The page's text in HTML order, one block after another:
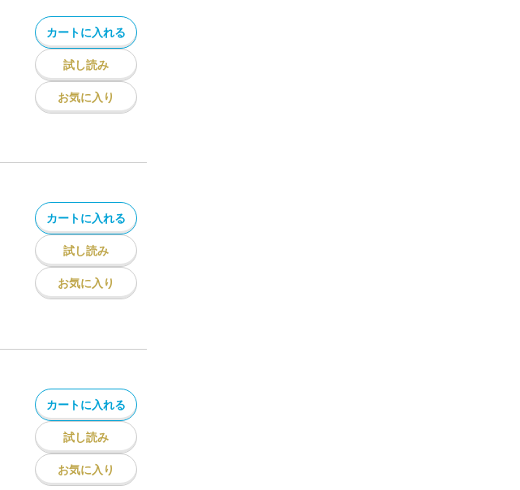
カートに入れる
試し読み
お気に入り
カートに入れる
試し読み
お気に入り
カートに入れる
試し読み
お気に入り